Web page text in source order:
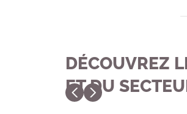
DÉCOUVREZ
ET DU